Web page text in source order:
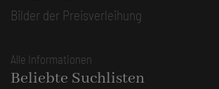
Bilder der Preisverleihung
Alle Informationen
Beliebte Suchlisten